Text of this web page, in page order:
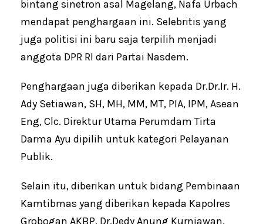
bintang sinetron asal Magelang, Nafa Urbach
mendapat penghargaan ini. Selebritis yang
juga politisi ini baru saja terpilih menjadi
anggota DPR RI dari Partai Nasdem.
Penghargaan juga diberikan kepada Dr.Dr.Ir. H.
Ady Setiawan, SH, MH, MM, MT, PIA, IPM, Asean
Eng, Clc. Direktur Utama Perumdam Tirta
Darma Ayu dipilih untuk kategori Pelayanan
Publik.
Selain itu, diberikan untuk bidang Pembinaan
Kamtibmas yang diberikan kepada Kapolres
Grobogan AKBP. Dr.Dedy Anung Kurniawan,